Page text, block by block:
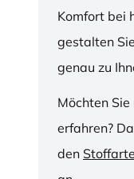
Komfort bei
gestalten
genau zu
Möchten
erfahren?
den